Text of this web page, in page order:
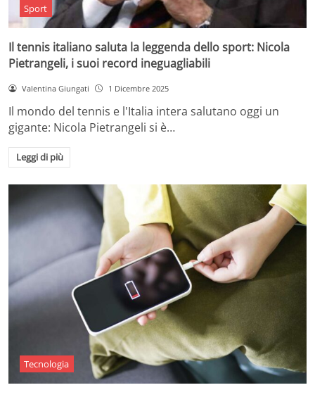
Sport
Il tennis italiano saluta la leggenda dello sport: Nicola
Pietrangeli, i suoi record ineguagliabili
Valentina Giungati 1 Dicembre 2025
Il mondo del tennis e l'Italia intera salutano oggi un
gigante: Nicola Pietrangeli si è…
Leggi di più
Tecnologia